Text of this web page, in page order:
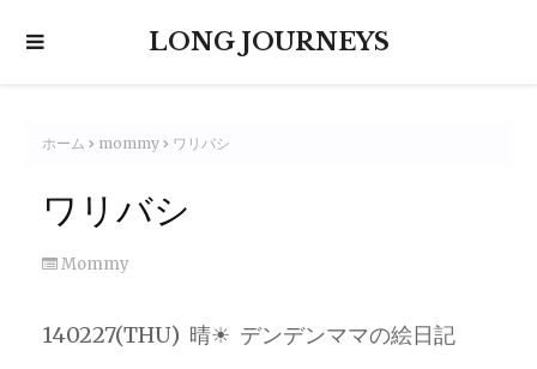
LONG JOURNEYS
ホーム mommy ワリバシ
ワリバシ
Mommy
140227(THU) 晴☀ デンデンママの絵日記